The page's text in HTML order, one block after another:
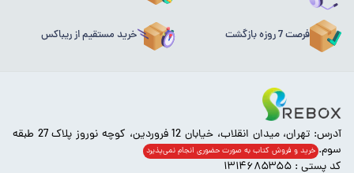
فرصت 7 روزه بازگشت خرید مستقیم از ریباکس
آدرس: تهران، میدان انقلاب، خیابان 12 فروردین، کوچه نوروز پلاک 27 طبقه
سوم. خرید و فروش کتاب به صورت حضوری انجام‌ نمی‌پذیرد
کد پستی : ۱۳۱۴۶۸۵۳۵۵